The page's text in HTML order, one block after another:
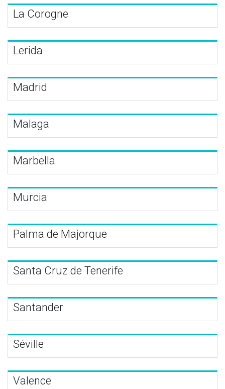
La Corogne
Lerida
Madrid
Malaga
Marbella
Murcia
Palma de Majorque
Santa Cruz de Tenerife
Santander
Séville
Valence